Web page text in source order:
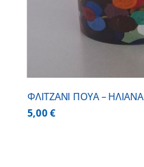
ΦΛΙΤΖΑΝΙ ΠΟΥΑ – ΗΛΙΑΝΑ
5,00€